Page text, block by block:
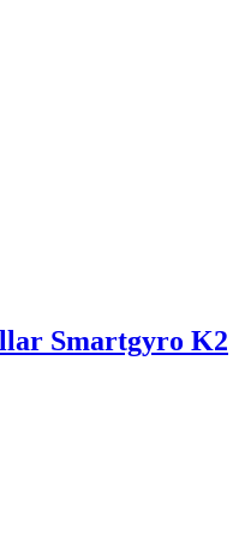
Smartgyro K2